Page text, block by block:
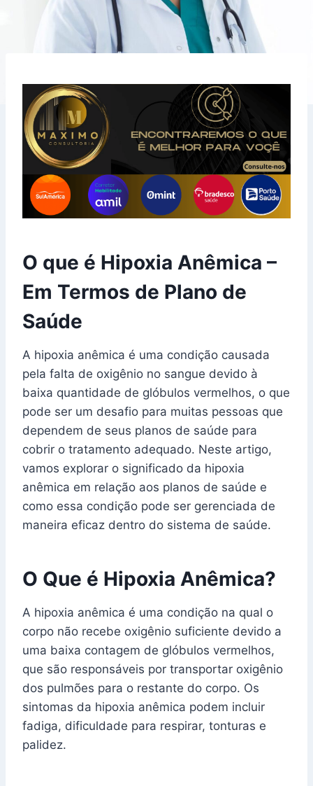
O que é Hipoxia Anêmica –
Em Termos de Plano de
Saúde
A hipoxia anêmica é uma condição causada
pela falta de oxigênio no sangue devido à
baixa quantidade de glóbulos vermelhos, o que
pode ser um desafio para muitas pessoas que
dependem de seus planos de saúde para
cobrir o tratamento adequado. Neste artigo,
vamos explorar o significado da hipoxia
anêmica em relação aos planos de saúde e
como essa condição pode ser gerenciada de
maneira eficaz dentro do sistema de saúde.
O Que é Hipoxia Anêmica?
A hipoxia anêmica é uma condição na qual o
corpo não recebe oxigênio suficiente devido a
uma baixa contagem de glóbulos vermelhos,
que são responsáveis por transportar oxigênio
dos pulmões para o restante do corpo. Os
sintomas da hipoxia anêmica podem incluir
fadiga, dificuldade para respirar, tonturas e
palidez.